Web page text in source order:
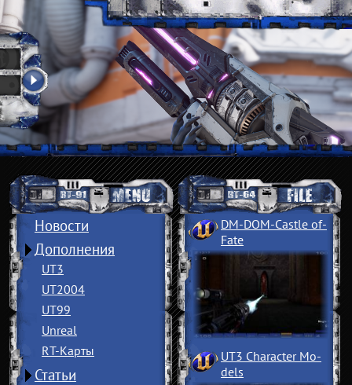
Новости
Дополнения
UT3
UT2004
UT99
Unreal
RT-Карты
Статьи
DM-DOM-Castle of­
Fate
UT3 Character Mo­
dels